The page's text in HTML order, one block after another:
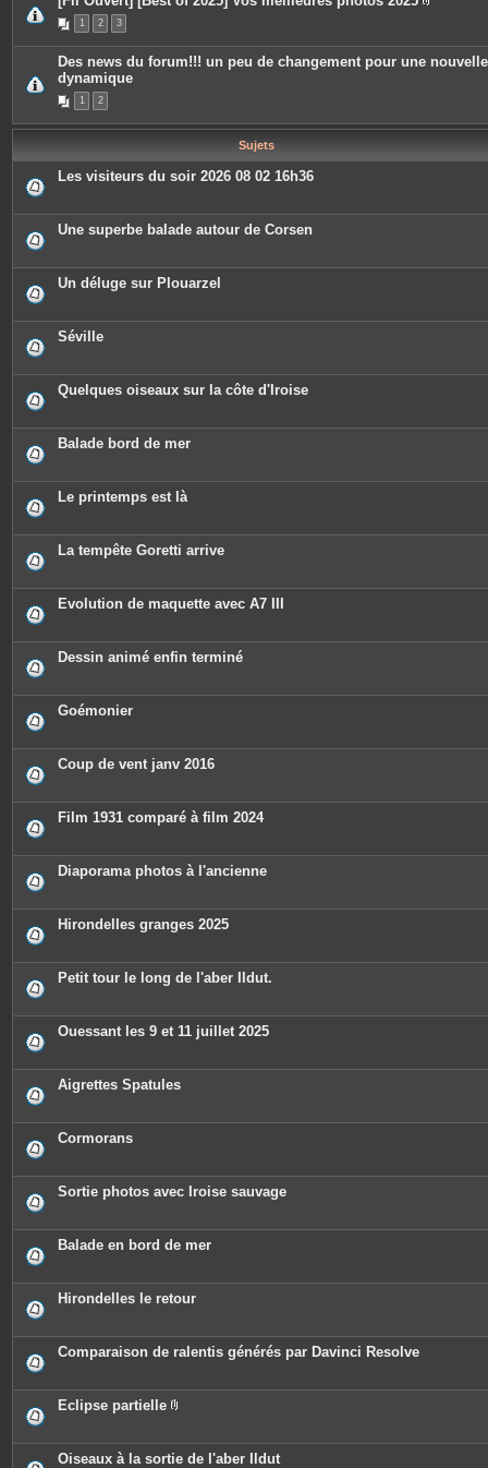
c
e
n
1 2 3
Des news du forum!!! un peu de changement pour une nouvelle
dynamique
1 2
Sujets
Les visiteurs du soir 2026 08 02 16h36
Une superbe balade autour de Corsen
Un déluge sur Plouarzel
Séville
Quelques oiseaux sur la côte d'Iroise
Balade bord de mer
Le printemps est là
La tempête Goretti arrive
Evolution de maquette avec A7 III
Dessin animé enfin terminé
Goémonier
Coup de vent janv 2016
Film 1931 comparé à film 2024
Diaporama photos à l'ancienne
Hirondelles granges 2025
Petit tour le long de l'aber Ildut.
Ouessant les 9 et 11 juillet 2025
Aigrettes Spatules
Cormorans
Sortie photos avec Iroise sauvage
Balade en bord de mer
Hirondelles le retour
Comparaison de ralentis générés par Davinci Resolve
Eclipse partielle
è
c
Oiseaux à la sortie de l'aber Ildut